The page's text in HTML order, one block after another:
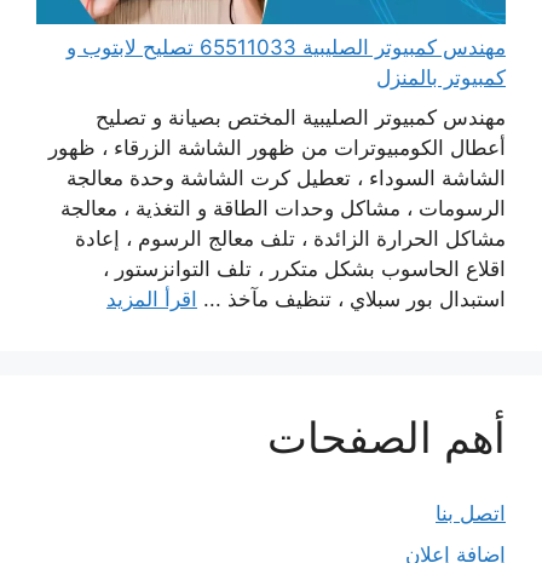
مهندس كمبيوتر الصليبية 65511033 تصليح لابتوب و
كمبيوتر بالمنزل
مهندس كمبيوتر الصليبية المختص بصيانة و تصليح
أعطال الكومبيوترات من ظهور الشاشة الزرقاء ، ظهور
الشاشة السوداء ، تعطيل كرت الشاشة وحدة معالجة
الرسومات ، مشاكل وحدات الطاقة و التغذية ، معالجة
مشاكل الحرارة الزائدة ، تلف معالج الرسوم ، إعادة
اقلاع الحاسوب بشكل متكرر ، تلف التوانزستور ،
استبدال بور سبلاي ، تنظيف مآخذ ... اقرأ المزيد
أهم الصفحات
اتصل بنا
إضافة إعلان